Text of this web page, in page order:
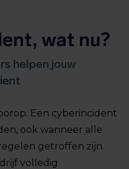
wat nu?
helpen jouw
Een cyberincident
ook wanneer alle
getroffen zijn.
volledig